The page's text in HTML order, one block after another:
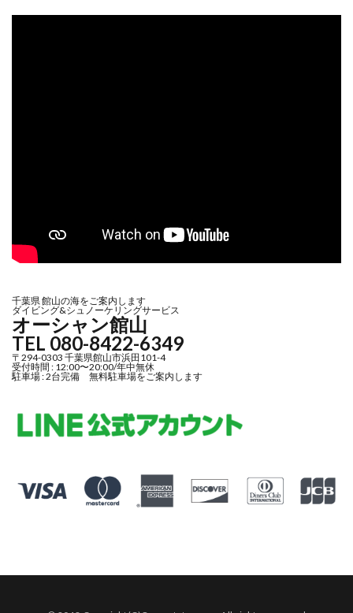
千葉県 館山の海をご案内します
ダイビング&シュノーケリングサービス
オーシャン館山
TEL 080-8422-6349
〒294-0303 千葉県館山市浜田101-4
受付時間 : 12:00〜20:00/年中無休
駐車場 : 2台完備 無料駐車場をご案内します